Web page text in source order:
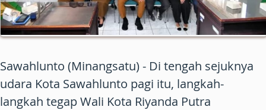
Sawahlunto (Minangsatu) - Di tengah sejuknya
udara Kota Sawahlunto pagi itu, langkah-
langkah tegap Wali Kota Riyanda Putra